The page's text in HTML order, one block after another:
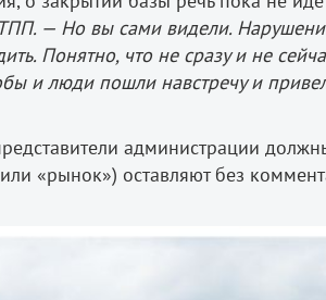
— Но вы сами видели.
Понятно, что не сразу и не
и люди пошли навстречу и
администрации
«рынок») оставляют без